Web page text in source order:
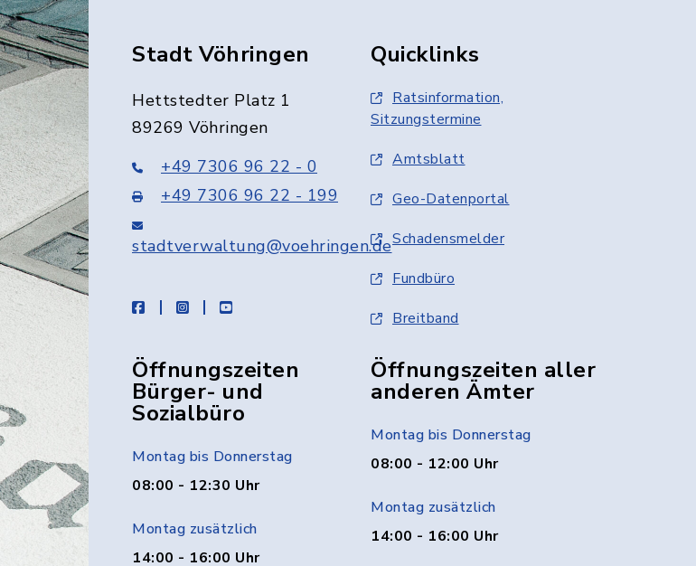
Stadt Vöhringen
Hettstedter Platz 1
89269 Vöhringen
+49 7306 96 22 - 0
+49 7306 96 22 - 199
stadtverwaltung@voehringen.de
facebookinstagramyoutube
Quicklinks
Ratsinformation,
Sitzungstermine
Amtsblatt
Geo-Datenportal
Schadensmelder
Fundbüro
Breitband
Öffnungszeiten
Bürger- und
Sozialbüro
Montag bis Donnerstag
08:00 - 12:30 Uhr
Montag zusätzlich
14:00 - 16:00 Uhr
Öffnungszeiten aller
anderen Ämter
Montag bis Donnerstag
08:00 - 12:00 Uhr
Montag zusätzlich
14:00 - 16:00 Uhr